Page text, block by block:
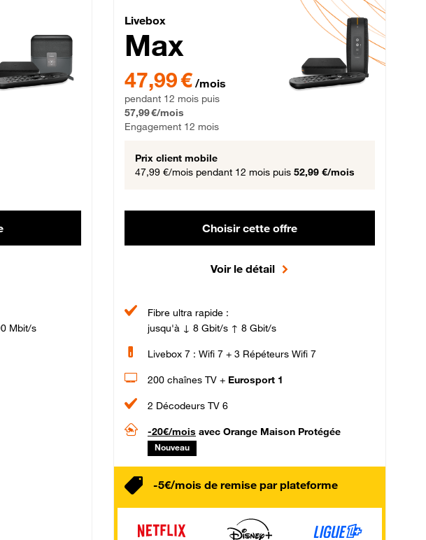
€ par mois, Engagement 12 mois
Mbit/s
Livebox Max Fibre
Livebox
Max
47,99 € par mois pendant 12 mois puis 57,99 € par mois,
47,99 € /mois
pendant 12 mois puis
57,99 €/mois
Engagement 12 mois
Prix client mobile
47,99 €/mois pendant 12 mois puis 52,99 €/mois
Choisir cette offre
Voir le détail
Fibre ultra rapide :
jusqu'à ↓ 8 Gbit/s ↑ 8 Gbit/s
Livebox 7 : Wifi 7 + 3 Répéteurs Wifi 7
200 chaînes TV + Eurosport 1
2 Décodeurs TV 6
-20€/mois avec Orange Maison Protégée
Nouveau
-5€/mois de remise par plateforme